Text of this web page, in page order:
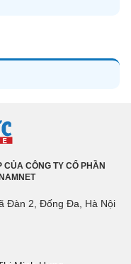
CÔNG TY CỔ PHẦN
Đàn 2, Đống Đa, Hà Nội